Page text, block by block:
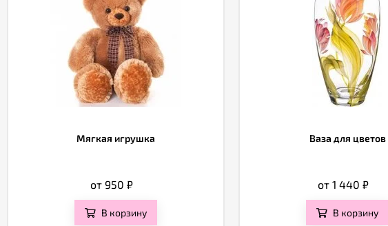
Мягкая игрушка
от 950 ₽
В корзину
Ваза для цветов
от 1 440 ₽
В корзину